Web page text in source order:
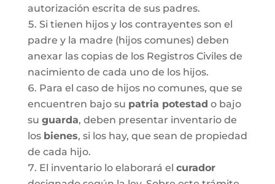
autorización escrita de sus padres.
Si tienen hijos y los contrayentes son el
padre y la madre (hijos comunes) deben
anexar las copias de los Registros Civiles de
nacimiento de cada uno de los hijos.
Para el caso de hijos no comunes, que se
encuentren bajo su patria potestad o bajo
su guarda, deben presentar inventario de
los bienes, si los hay, que sean de propiedad
de cada hijo.
El inventario lo elaborará el curador